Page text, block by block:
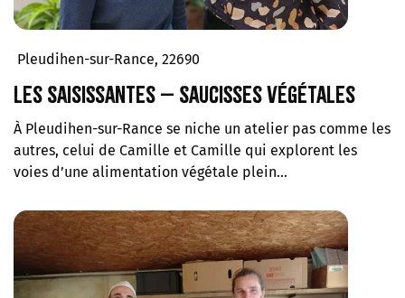
Pleudihen-sur-Rance, 22690
Les Saisissantes – Saucisses végétales
À Pleudihen-sur-Rance se niche un atelier pas comme les
autres, celui de Camille et Camille qui explorent les
voies d’une alimentation végétale plein…